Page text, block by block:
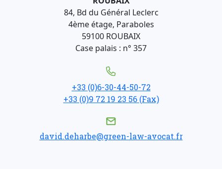
84, Bd du Général Leclerc
4ème étage, Paraboles
59100 ROUBAIX
Case palais : n° 357
+33 (0)6-30-44-50-72
+33 (0)9 72 19 23 56 (Fax)
david.deharbe@green-law-avocat.fr